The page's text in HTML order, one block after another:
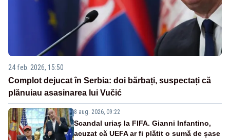
24 feb. 2026, 15:50
Complot dejucat în Serbia: doi bărbați, suspectați că
plănuiau asasinarea lui Vučić
8 aug. 2026, 09:22
Scandal uriaș la FIFA. Gianni Infantino,
acuzat că UEFA ar fi plătit o sumă de șase